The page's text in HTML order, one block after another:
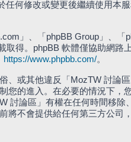
何修改或變更後繼續使用本
」、「phpBB Group」、「
取得。phpBB 軟體僅協助網路
https://www.phpbb.com/。
、或其他違反「MozTW 討論
您的進入。在必要的情況下，
討論區」有權在任何時間移除
不會提供給任何第三方公司